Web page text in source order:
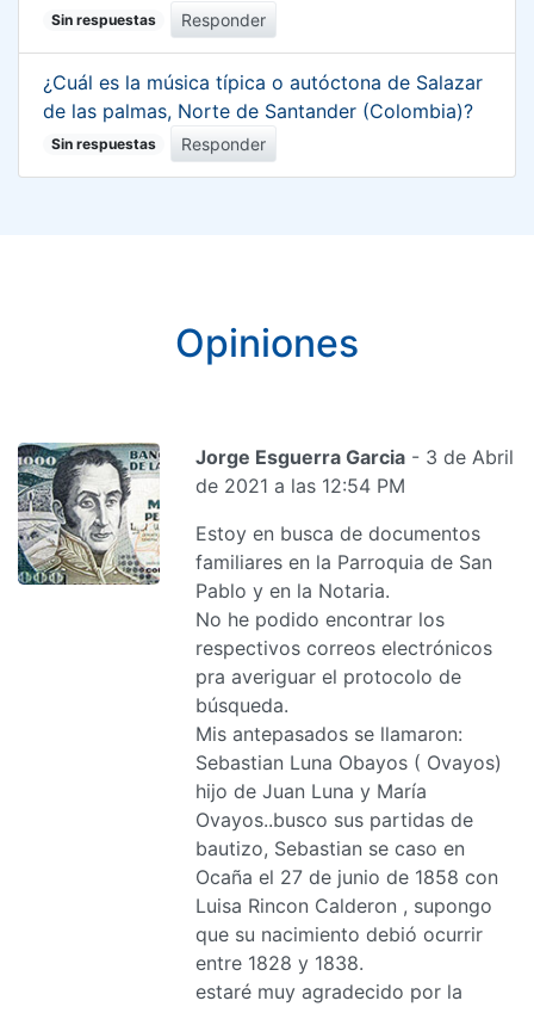
Sin respuestas Responder
¿Cuál es la música típica o autóctona de Salazar
de las palmas, Norte de Santander (Colombia)?
Sin respuestas Responder
Opiniones
Jorge Esguerra Garcia - 3 de Abril
de 2021 a las 12:54 PM
Estoy en busca de documentos
familiares en la Parroquia de San
Pablo y en la Notaria.
No he podido encontrar los
respectivos correos electrónicos
pra averiguar el protocolo de
búsqueda.
Mis antepasados se llamaron:
Sebastian Luna Obayos ( Ovayos)
hijo de Juan Luna y María
Ovayos..busco sus partidas de
bautizo, Sebastian se caso en
Ocaña el 27 de junio de 1858 con
Luisa Rincon Calderon , supongo
que su nacimiento debió ocurrir
entre 1828 y 1838.
estaré muy agradecido por la